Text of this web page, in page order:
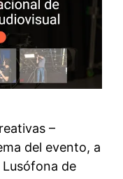
–
del evento, a
Lusófona de